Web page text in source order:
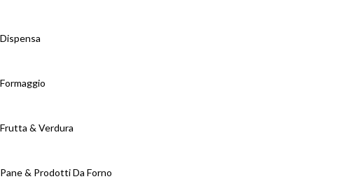
Dispensa
Formaggio
Frutta & Verdura
Pane & Prodotti Da Forno